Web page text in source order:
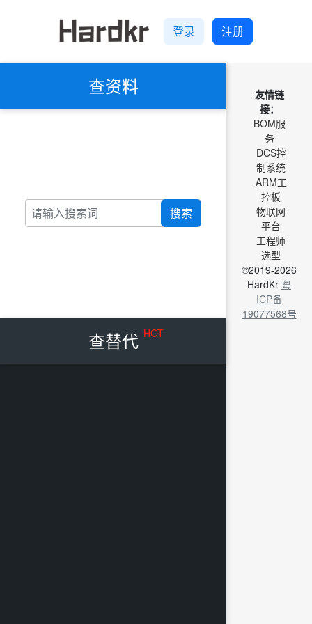
登录 注册
查资料
搜索
查替代 HOT
友情链
接：
BOM服
务
DCS控
制系统
ARM工
控板
物联网
平台
工程师
选型
©2019-2026
HardKr 粤
ICP备
19077568号